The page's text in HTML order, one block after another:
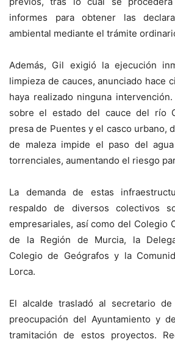
informes para obtener las
ambiental mediante el trámite
Además, Gil exigió la ejecución
limpieza de cauces, anunciado hace
haya realizado ninguna
sobre el estado del cauce del río
presa de Puentes y el casco urbano,
de maleza impide el paso del
torrenciales, aumentando el riesgo
La demanda de estas
respaldo de diversos colectivos
empresariales, así como del Colegio
de la Región de Murcia, la
Colegio de Geógrafos y la
Lorca.
El alcalde trasladó al secretario
preocupación del Ayuntamiento y
tramitación de estos proyectos.